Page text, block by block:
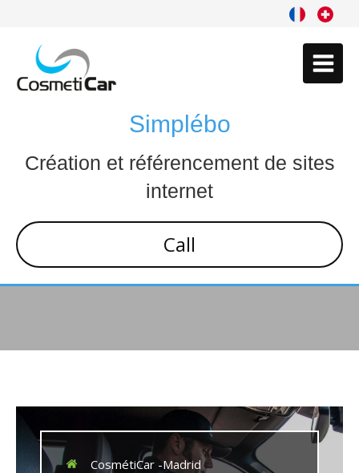
Simplébo
Création et référencement de sites
internet
Call
CosmétiCar -Madrid